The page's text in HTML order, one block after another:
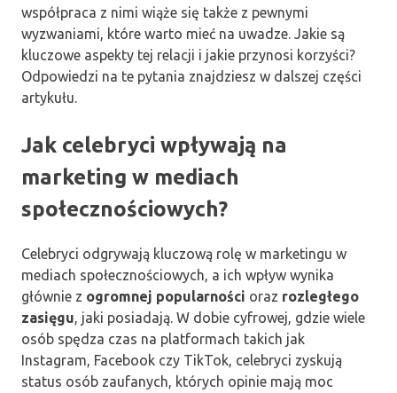
współpraca z nimi wiąże się także z pewnymi
wyzwaniami, które warto mieć na uwadze. Jakie są
kluczowe aspekty tej relacji i jakie przynosi korzyści?
Odpowiedzi na te pytania znajdziesz w dalszej części
artykułu.
Jak celebryci wpływają na
marketing w mediach
społecznościowych?
Celebryci odgrywają kluczową rolę w marketingu w
mediach społecznościowych, a ich wpływ wynika
głównie z ogromnej popularności oraz rozległego
zasięgu , jaki posiadają. W dobie cyfrowej, gdzie wiele
osób spędza czas na platformach takich jak
Instagram, Facebook czy TikTok, celebryci zyskują
status osób zaufanych, których opinie mają moc